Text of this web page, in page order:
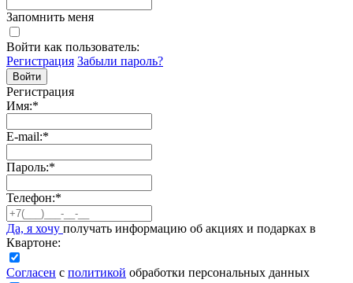
Запомнить меня
Войти как пользователь:
Регистрация Забыли пароль?
Регистрация
Имя:*
E-mail:*
Пароль:*
Телефон:*
Да, я хочу получать информацию об акциях и подарках в
Квартоне:
Согласен с политикой обработки персональных данных